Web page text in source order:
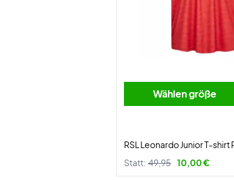
Wählen größe
RSL Leonardo Junior T-
Statt: 49,95 10,00 €